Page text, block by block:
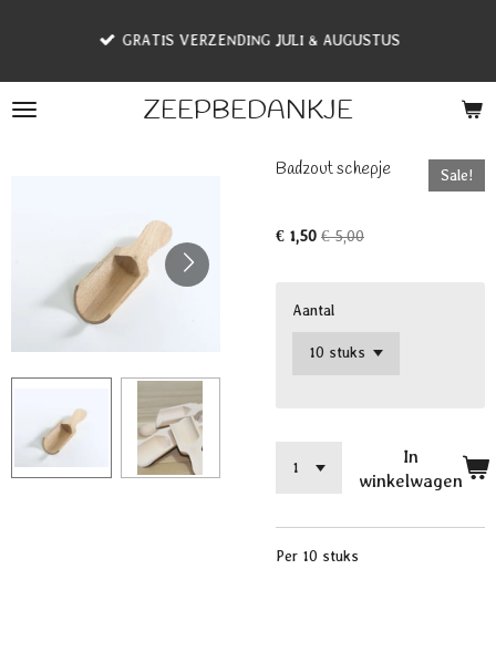
hoofdinhoud
ZEEPBEDANKJE
GRATIS VERZENDING JULI & AUGUSTUS
Badzout schepje Sale!
€ 1,50 € 5,00
Aantal
In
winkelwagen
Per 10 stuks